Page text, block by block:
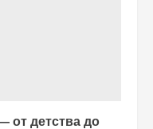
от детства до